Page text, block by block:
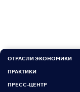
ОТРАСЛИ ЭКОНОМИКИ
ПРАКТИКИ
ПРЕСС-ЦЕНТР